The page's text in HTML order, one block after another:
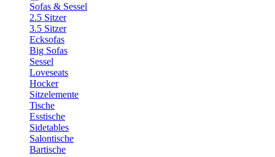
Sofas & Sessel
2.5 Sitzer
3.5 Sitzer
Ecksofas
Big Sofas
Sessel
Loveseats
Hocker
Sitzelemente
Tische
Esstische
Sidetables
Salontische
Bartische